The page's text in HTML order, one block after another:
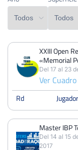
Lugar de nacimiento
Profesional desde
2
5
63
XXIII Open
«Memorial
Del 17 al 23
Ver Cuadro
Rd Jugador
Master IBP
Del 14 al 15
2017